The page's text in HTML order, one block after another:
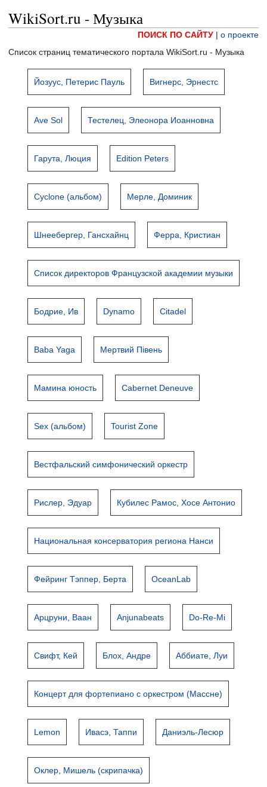
WikiSort.ru - Музыка
ПОИСК ПО САЙТУ | о проекте
Список страниц тематического портала WikiSort.ru - Музыка
Йозуус, Петерис Пауль Вигнерс, Эрнестс
Ave Sol Тестелец, Элеонора Иоанновна
Гарута, Люция Edition Peters
Cyclone (альбом) Мерле, Доминик
Шнеебергер, Гансхайнц Ферра, Кристиан
Список директоров Французской академии музыки
Бодрие, Ив Dynamo Citadel
Baba Yaga Мертвий Півень
Мамина юность Cabernet Deneuve
Sex (альбом) Tourist Zone
Вестфальский симфонический оркестр
Рислер, Эдуар Кубилес Рамос, Хосе Антонио
Национальная консерватория региона Нанси
Фейринг Тэппер, Берта OceanLab
Арцруни, Ваан Anjunabeats Do-Re-Mi
Свифт, Кей Блох, Андре Аббиате, Луи
Концерт для фортепиано с оркестром (Массне)
Lemon Ивасэ, Таппи Даниэль-Лесюр
Оклер, Мишель (скрипачка)